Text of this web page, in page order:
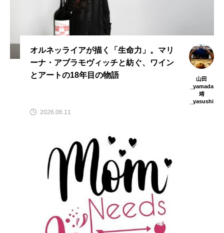
オルネッライアが描く「生命力」。マリ
ーナ・アブラモヴィッチと紡ぐ、ワイン
とアートの18年目の物語
山田
_yamada
靖
_yasushi
2026.06.11